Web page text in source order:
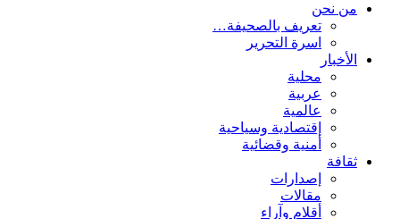
من نحن
تعريف بالصحيفة…
اسرة التحرير
الأخبار
محلية
عربية
عالمية
إقتصادية وسياحية
أمنية وقضائية
ثقافة
إصدارات
مقالات
أقلام وآراء